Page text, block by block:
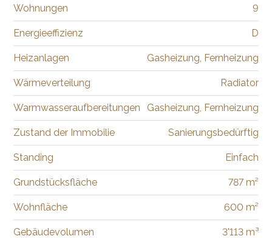
Wohnungen 9
Energieeffizienz D
Heizanlagen Gasheizung, Fernheizung
Wärmeverteilung Radiator
Warmwasseraufbereitungen Gasheizung, Fernheizung
Zustand der Immobilie Sanierungsbedürftig
Standing Einfach
Grundstücksfläche 787 m²
Wohnfläche 600 m²
Gebäudevolumen 3'113 m³